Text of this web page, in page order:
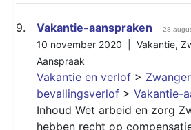
9. Vakantie-aanspraken 28
10 november 2020 | Vakantie,
Aanspraak
Vakantie en verlof >
bevallingsverlof > Vakantie-
Inhoud Wet arbeid en zorg
hebben recht op